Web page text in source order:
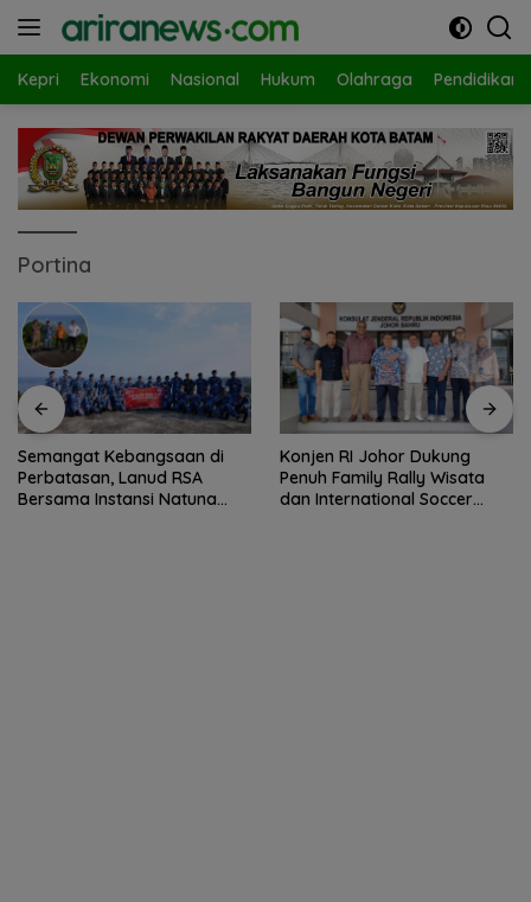
Kepri Ekonomi Nasional Hukum Olahraga Pendidikan
Portina
Semangat Kebangsaan di
Perbatasan, Lanud RSA
Bersama Instansi Natuna
Konjen RI Johor Dukung
Penuh Family Rally Wisata
dan International Soccer